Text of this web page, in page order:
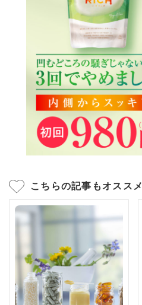
こちらの記事もオススメ